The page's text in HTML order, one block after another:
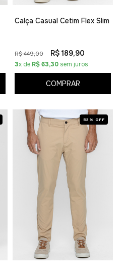
Calça Casual Cetim Flex Slim
R$ 449,00 R$ 189,90
3x de R$ 63,30 sem juros
COMPRAR
53% OFF